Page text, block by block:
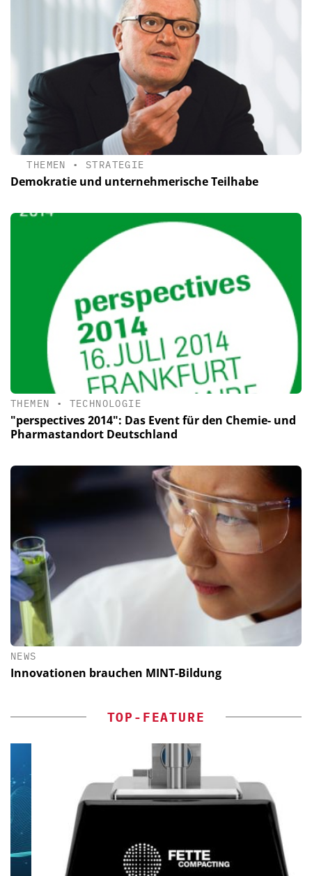
THEMEN • STRATEGIE
Demokratie und unternehmerische Teilhabe
THEMEN • TECHNOLOGIE
"perspectives 2014": Das Event für den Chemie- und
Pharmastandort Deutschland
NEWS
Innovationen brauchen MINT-Bildung
TOP-FEATURE